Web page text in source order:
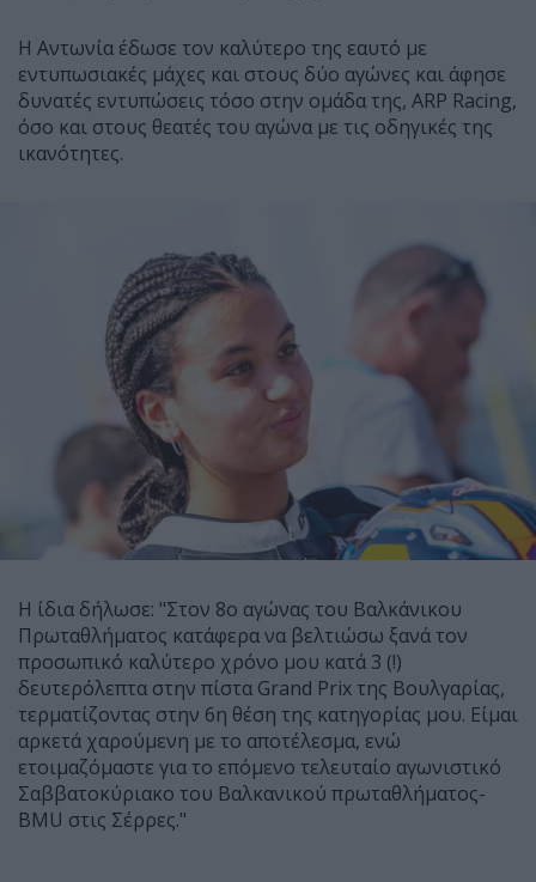
Η Αντωνία έδωσε τον καλύτερο της εαυτό με
εντυπωσιακές μάχες και στους δύο αγώνες και άφησε
δυνατές εντυπώσεις τόσο στην ομάδα της, ARP Racing,
όσο και στους θεατές του αγώνα με τις οδηγικές της
ικανότητες.
Η ίδια δήλωσε: "Στον 8ο αγώνας του Βαλκάνικου
Πρωταθλήματος κατάφερα να βελτιώσω ξανά τον
προσωπικό καλύτερο χρόνο μου κατά 3 (!)
δευτερόλεπτα στην πίστα Grand Prix της Βουλγαρίας,
τερματίζοντας στην 6η θέση της κατηγορίας μου. Είμαι
αρκετά χαρούμενη με το αποτέλεσμα, ενώ
ετοιμαζόμαστε για το επόμενο τελευταίο αγωνιστικό
Σαββατοκύριακο του Βαλκανικού πρωταθλήματος-
BMU στις Σέρρες."